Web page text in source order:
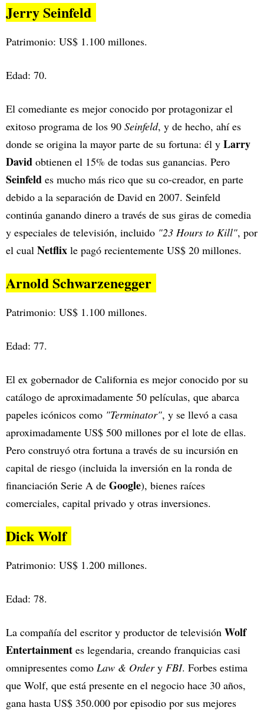
Jerry Seinfeld
Patrimonio: US$ 1.100 millones.
Edad: 70.
El comediante es mejor conocido por protagonizar el
exitoso programa de los 90 Seinfeld, y de hecho, ahí es
donde se origina la mayor parte de su fortuna: él y Larry
David obtienen el 15% de todas sus ganancias. Pero
Seinfeld es mucho más rico que su co-creador, en parte
debido a la separación de David en 2007. Seinfeld
continúa ganando dinero a través de sus giras de comedia
y especiales de televisión, incluido "23 Hours to Kill", por
el cual Netflix le pagó recientemente US$ 20 millones.
Arnold Schwarzenegger
Patrimonio: US$ 1.100 millones.
Edad: 77.
El ex gobernador de California es mejor conocido por su
catálogo de aproximadamente 50 películas, que abarca
papeles icónicos como "Terminator", y se llevó a casa
aproximadamente US$ 500 millones por el lote de ellas.
Pero construyó otra fortuna a través de su incursión en
capital de riesgo (incluida la inversión en la ronda de
financiación Serie A de Google), bienes raíces
comerciales, capital privado y otras inversiones.
Dick Wolf
Patrimonio: US$ 1.200 millones.
Edad: 78.
La compañía del escritor y productor de televisión Wolf
Entertainment es legendaria, creando franquicias casi
omnipresentes como Law & Ordery FBI. Forbes estima
que Wolf, que está presente en el negocio hace 30 años,
gana hasta US$ 350.000 por episodio por sus mejores